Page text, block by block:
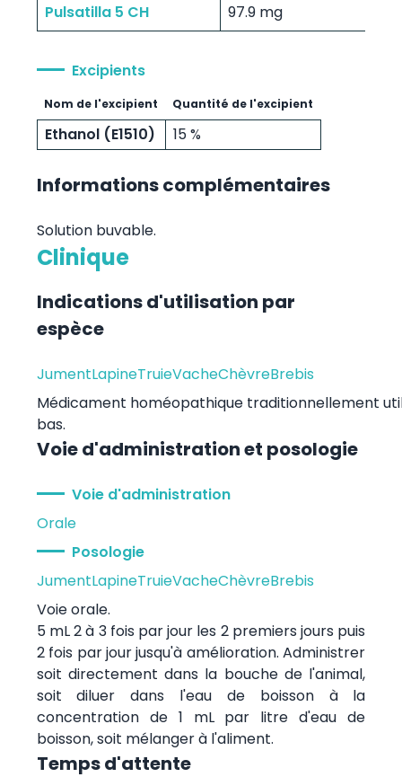
Pulsatilla 5 CH 97.9 mg
Excipients
Nom de l'excipient Quantité de l'excipient
Ethanol (E1510) 15 %
Informations complémentaires
Solution buvable.
Clinique
Indications d'utilisation par
espèce
JumentLapineTruieVacheChèvreBrebis
Médicament homéopathique traditionnellement
bas.
Voie d'administration et posologie
Voie d'administration
Orale
Posologie
JumentLapineTruieVacheChèvreBrebis
Voie orale.
5 mL 2 à 3 fois par jour les 2 premiers jours puis
2 fois par jour jusqu'à amélioration. Administrer
soit directement dans la bouche de l'animal,
soit diluer dans l'eau de boisson à la
concentration de 1 mL par litre d'eau de
boisson, soit mélanger à l'aliment.
Temps d'attente